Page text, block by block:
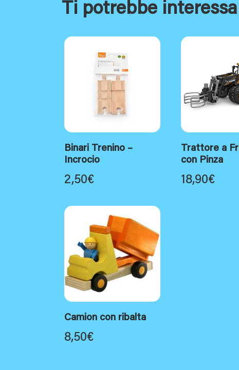
Ti potrebbe
Binari Trenino –
Incrocio
2,50€
Trattore a
con Pinza
18,90€
Camion con ribalta
8,50€